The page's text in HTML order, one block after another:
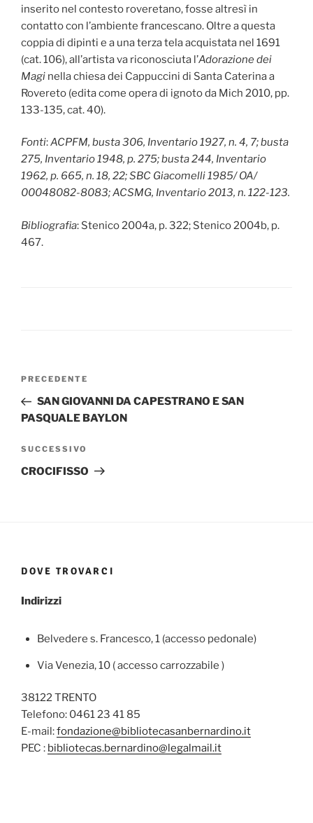
inserito nel contesto roveretano, fosse altresì in
contatto con l’ambiente francescano. Oltre a questa
coppia di dipinti e a una terza tela acquistata nel 1691
(cat. 106), all’artista va riconosciuta l’Adorazione dei
Magi nella chiesa dei Cappuccini di Santa Caterina a
Rovereto (edita come opera di ignoto da Mich 2010, pp.
133-135, cat. 40).
Fonti:ACPFM, busta 306, Inventario 1927, n. 4, 7; busta
275, Inventario 1948, p. 275; busta 244, Inventario
1962, p. 665, n. 18, 22; SBC Giacomelli 1985/ OA/
00048082-8083; ACSMG, Inventario 2013, n. 122-123.
Bibliografia: Stenico 2004a, p. 322; Stenico 2004b, p.
467.
Navigazione
Articolo
precedente:
PRECEDENTE
SAN GIOVANNI DA CAPESTRANO E SAN
PASQUALE BAYLON
Articolo
successivo
SUCCESSIVO
CROCIFISSO
DOVE TROVARCI
Indirizzi
Belvedere s. Francesco, 1 (accesso pedonale)
Via Venezia, 10 ( accesso carrozzabile )
38122 TRENTO
Telefono: 0461 23 41 85
E-mail:fondazione@bibliotecasanbernardino.it
PEC : bibliotecas.bernardino@legalmail.it